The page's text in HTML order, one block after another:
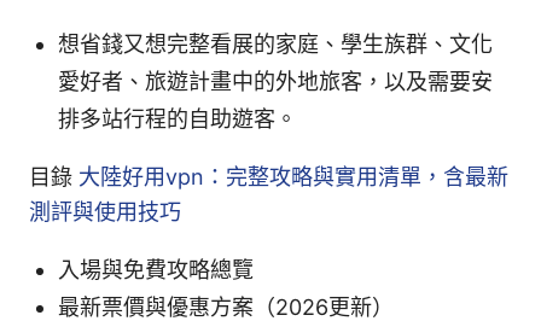
想省錢又想完整看展的家庭、學生族群、文化
愛好者、旅遊計畫中的外地旅客，以及需要安
排多站行程的自助遊客。
目錄 大陸好用vpn：完整攻略與實用清單，含最新
測評與使用技巧
入場與免費攻略總覽
最新票價與優惠方案（2026更新）